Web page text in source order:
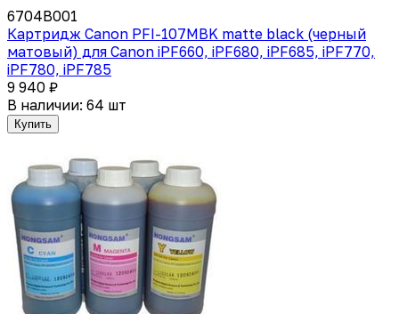
6704B001
Картридж Canon PFI-107MBK matte black (черный
матовый) для Canon iPF660, iPF680, iPF685, iPF770,
iPF780, iPF785
9 940 ₽
В наличии: 64 шт
Купить